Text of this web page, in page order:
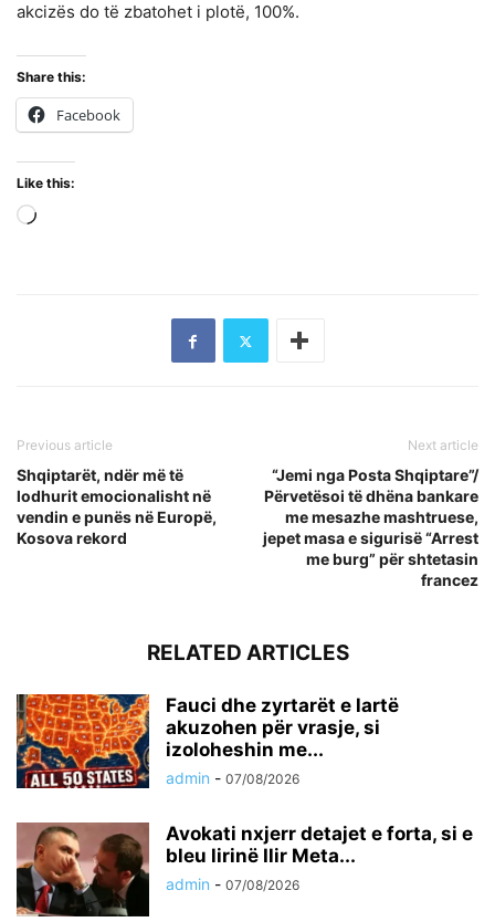
akcizës do të zbatohet i plotë, 100%.
Share this:
Facebook
Like this:
Previous article
Shqiptarët, ndër më të
lodhurit emocionalisht në
vendin e punës në Europë,
Kosova rekord
Next article
“Jemi nga Posta Shqiptare”/
Përvetësoi të dhëna bankare
me mesazhe mashtruese,
jepet masa e sigurisë “Arrest
me burg” për shtetasin
francez
RELATED ARTICLES
Fauci dhe zyrtarët e lartë
akuzohen për vrasje, si
izoloheshin me...
admin - 07/08/2026
Avokati nxjerr detajet e forta, si e
bleu lirinë Ilir Meta...
admin - 07/08/2026